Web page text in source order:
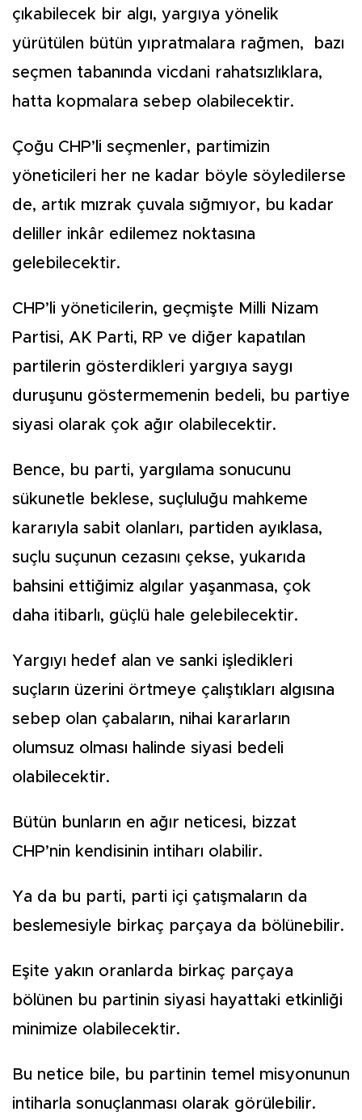
çıkabilecek bir algı, yargıya yönelik
yürütülen bütün yıpratmalara rağmen, bazı
seçmen tabanında vicdani rahatsızlıklara,
hatta kopmalara sebep olabilecektir.
Çoğu CHP’li seçmenler, partimizin
yöneticileri her ne kadar böyle söyledilerse
de, artık mızrak çuvala sığmıyor, bu kadar
deliller inkâr edilemez noktasına
gelebilecektir.
CHP’li yöneticilerin, geçmişte Milli Nizam
Partisi, AK Parti, RP ve diğer kapatılan
partilerin gösterdikleri yargıya saygı
duruşunu göstermemenin bedeli, bu partiye
siyasi olarak çok ağır olabilecektir.
Bence, bu parti, yargılama sonucunu
sükunetle beklese, suçluluğu mahkeme
kararıyla sabit olanları, partiden ayıklasa,
suçlu suçunun cezasını çekse, yukarıda
bahsini ettiğimiz algılar yaşanmasa, çok
daha itibarlı, güçlü hale gelebilecektir.
Yargıyı hedef alan ve sanki işledikleri
suçların üzerini örtmeye çalıştıkları algısına
sebep olan çabaların, nihai kararların
olumsuz olması halinde siyasi bedeli
olabilecektir.
Bütün bunların en ağır neticesi, bizzat
CHP’nin kendisinin intiharı olabilir.
Ya da bu parti, parti içi çatışmaların da
beslemesiyle birkaç parçaya da bölünebilir.
Eşite yakın oranlarda birkaç parçaya
bölünen bu partinin siyasi hayattaki etkinliği
minimize olabilecektir.
Bu netice bile, bu partinin temel misyonunun
intiharla sonuçlanması olarak görülebilir.